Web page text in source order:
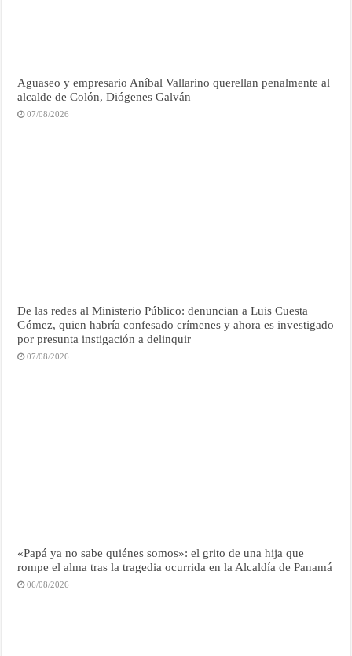
Aguaseo y empresario Aníbal Vallarino querellan penalmente al
alcalde de Colón, Diógenes Galván
07/08/2026
De las redes al Ministerio Público: denuncian a Luis Cuesta
Gómez, quien habría confesado crímenes y ahora es investigado
por presunta instigación a delinquir
07/08/2026
«Papá ya no sabe quiénes somos»: el grito de una hija que
rompe el alma tras la tragedia ocurrida en la Alcaldía de Panamá
06/08/2026